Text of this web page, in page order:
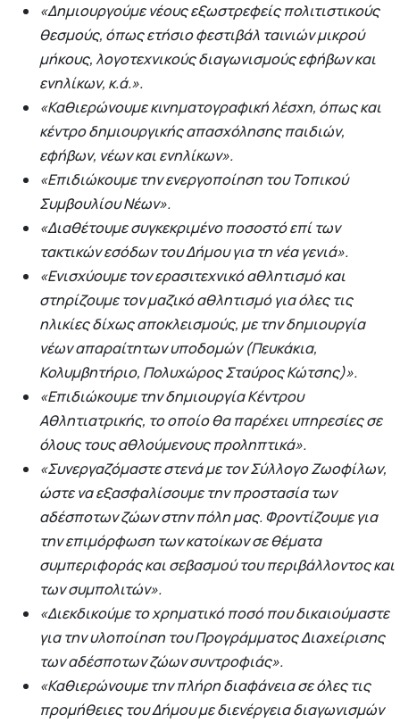
«Δημιουργούμε νέους εξωστρεφείς πολιτιστικούς
θεσμούς, όπως ετήσιο φεστιβάλ ταινιών μικρού
μήκους, λογοτεχνικούς διαγωνισμούς εφήβων και
ενηλίκων, κ.ά.».
«Καθιερώνουμε κινηματογραφική λέσχη, όπως και
κέντρο δημιουργικής απασχόλησης παιδιών,
εφήβων, νέων και ενηλίκων».
«Επιδιώκουμε την ενεργοποίηση του Τοπικού
Συμβουλίου Νέων».
«Διαθέτουμε συγκεκριμένο ποσοστό επί των
τακτικών εσόδων του Δήμου για τη νέα γενιά».
«Ενισχύουμε τον ερασιτεχνικό αθλητισμό και
στηρίζουμε τον μαζικό αθλητισμό για όλες τις
ηλικίες δίχως αποκλεισμούς, με την δημιουργία
νέων απαραίτητων υποδομών (Πευκάκια,
Κολυμβητήριο, Πολυχώρος Σταύρος Κώτσης)».
«Επιδιώκουμε την δημιουργία Κέντρου
Αθλητιατρικής, το οποίο θα παρέχει υπηρεσίες σε
όλους τους αθλούμενους προληπτικά».
«Συνεργαζόμαστε στενά με τον Σύλλογο Ζωοφίλων,
ώστε να εξασφαλίσουμε την προστασία των
αδέσποτων ζώων στην πόλη μας. Φροντίζουμε για
την επιμόρφωση των κατοίκων σε θέματα
συμπεριφοράς και σεβασμού του περιβάλλοντος και
των συμπολιτών».
«Διεκδικούμε το χρηματικό ποσό που δικαιούμαστε
για την υλοποίηση του Προγράμματος Διαχείρισης
των αδέσποτων ζώων συντροφιάς».
«Καθιερώνουμε την πλήρη διαφάνεια σε όλες τις
προμήθειες του Δήμου με διενέργεια διαγωνισμών